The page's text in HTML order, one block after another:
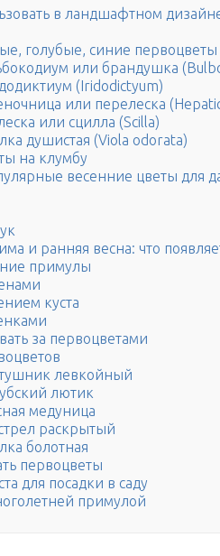
в ландшафтном
голубые, синие первоцветы
или брандушка
(Iridodictyum)
или перелеска
или сцилла (Scilla)
душистая (Viola odorata)
на клумбу
весенние цветы для
и ранняя весна: что
примулы
куста
за первоцветами
левкойный
лютик
медуница
раскрытый
болотная
первоцветы
для посадки в саду
примулой